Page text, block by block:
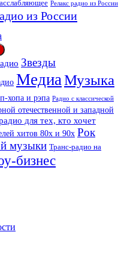
Релакс радио из России
из России
Звезды
МедиаМузыка
хопа и рэпа Радио с классической
отечественной и западной
для тех, кто хочет
хитов 80х и 90х Рок
музыки Транс-радио на
бизнес